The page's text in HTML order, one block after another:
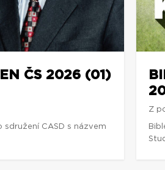
ČS 2026 (01)
CASD s názvem
Z